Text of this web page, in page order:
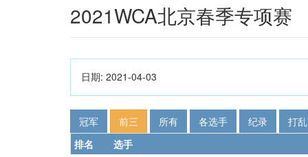
2021WCA北京春季专项赛
日期: 2021-04-03
冠军 前三 所有 各选手 纪录
打乱
排名
选手